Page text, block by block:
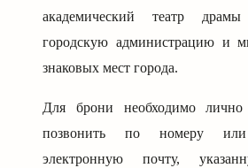
академический театр
городскую администрацию и
знаковых мест города.
Для брони необходимо лично
позвонить по номеру
электронную почту,